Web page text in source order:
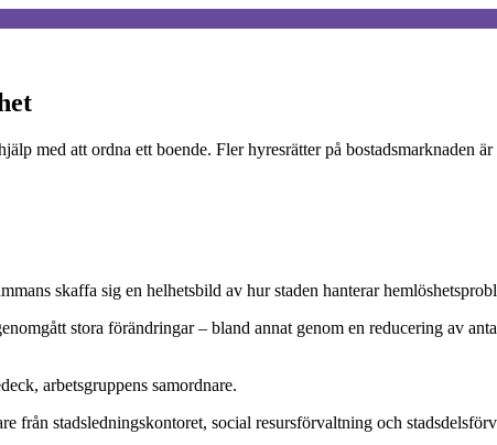
med att ordna ett boende. Fler hyresrätter på bostadsmarknaden
skaffa sig en helhetsbild av hur staden hanterar
stora förändringar – bland annat genom en reducering av
arbetsgruppens samordnare.
från stadsledningskontoret, social resursförvaltning och